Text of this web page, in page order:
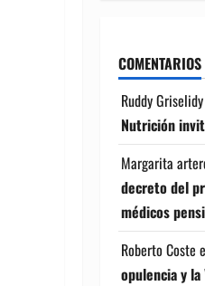
COMENTARIOS
Ruddy
Nutrición
Margarita
decreto del
médicos
Roberto Coste
opulencia y